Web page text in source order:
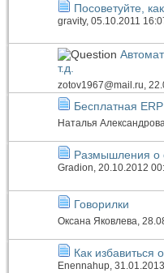
Посоветуйте,
gravity, 05.10.2011
т.д.
zotov1967@mail.ru,
Бесплатная ERP
Наталья Александрова
Размышления о
Gradion, 20.10.2012
Говорилки
Оксана Яковлева ,
Как избавиться
Enennahup,